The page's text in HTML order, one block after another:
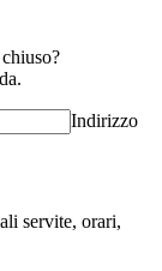
Indirizzo
servite, orari,